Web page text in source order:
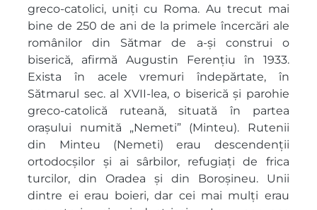
greco-catolici, uniți cu Roma. Au trecut mai
bine de 250 de ani de la primele încercări ale
românilor din Sătmar de a-și construi o
biserică, afirmă Augustin Ferențiu în 1933.
Exista în acele vremuri îndepărtate, în
Sătmarul sec. al XVII-lea, o biserică și parohie
greco-catolică ruteană, situată în partea
orașului numită „Nemeti” (Minteu). Rutenii
din Minteu (Nemeti) erau descendenții
ortodocșilor și ai sârbilor, refugiați de frica
turcilor, din Oradea și din Boroșineu. Unii
dintre ei erau boieri, dar cei mai mulți erau